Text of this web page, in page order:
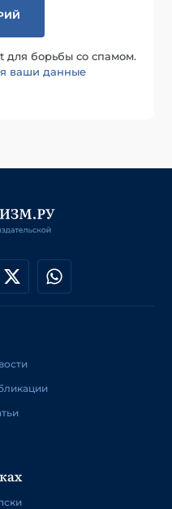
для борьбы со спамом.
ваши данные